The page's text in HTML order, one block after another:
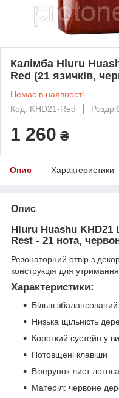
Калімба Hluru
Red (21 язичків,
Немає в наявності
Код: KHD21-Red
1 260 ₴
Опис Характеристики
Опис
Hluru Huashu KHD21
Rest - 21 нота,
Резонаторний отвір з
конструкція для
Характеристики:
Більш
Низька щільність
Короткий сустейн у
Потовщені клавіши
Візерунок лист лотоса
Матеріл: червоне